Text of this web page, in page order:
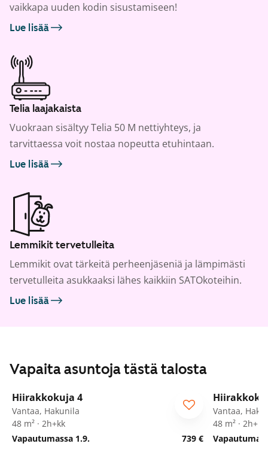
vaikkapa uuden kodin sisustamiseen!
Lue lisää
Telia laajakaista
Vuokraan sisältyy Telia 50 M nettiyhteys, ja
tarvittaessa voit nostaa nopeutta etuhintaan.
Lue lisää
Lemmikit tervetulleita
Lemmikit ovat tärkeitä perheenjäseniä ja lämpimästi
tervetulleita asukkaaksi lähes kaikkiin SATOkoteihin.
Lue lisää
Vapaita asuntoja tästä talosta
/19
Hiirakkokuja 4
Vantaa, Hakunila
48 m² · 2h+kk
Vapautumassa 1.9.
739 €
Vantaa,
48 m² · 2h+kk